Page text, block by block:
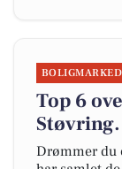
BOLIGMARKED
Top 6
Drømmer du